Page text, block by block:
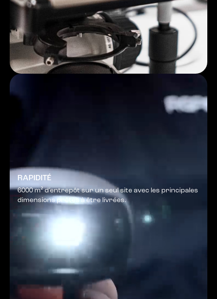
RAPIDITÉ
6000 m² d’entrepôt sur un seul site avec les principales
dimensions prêtes à être livrées.